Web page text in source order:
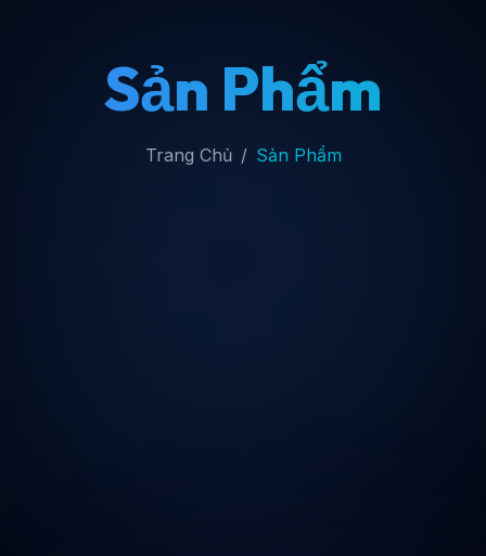
Sản Phẩm
Trang Chủ Sản Phẩm